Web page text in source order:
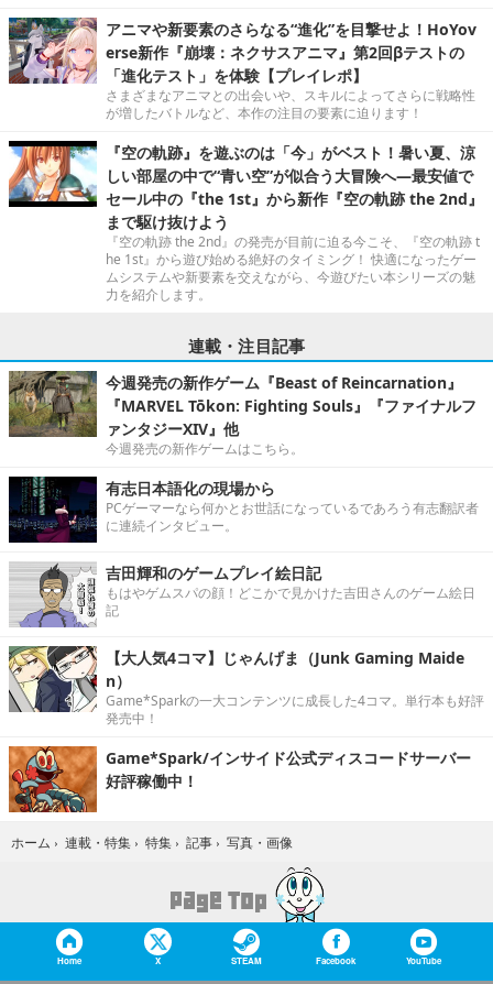
アニマや新要素のさらなる“進化”を目撃せよ！HoYov
erse新作『崩壊：ネクサスアニマ』第2回βテストの
「進化テスト」を体験【プレイレポ】
さまざまなアニマとの出会いや、スキルによってさらに戦略性
が増したバトルなど、本作の注目の要素に迫ります！
『空の軌跡』を遊ぶのは「今」がベスト！暑い夏、涼
しい部屋の中で“青い空”が似合う大冒険へ―最安値で
セール中の『the 1st』から新作『空の軌跡 the 2nd』
まで駆け抜けよう
『空の軌跡 the 2nd』の発売が目前に迫る今こそ、『空の軌跡 t
he 1st』から遊び始める絶好のタイミング！ 快適になったゲー
ムシステムや新要素を交えながら、今遊びたい本シリーズの魅
力を紹介します。
連載・注目記事
今週発売の新作ゲーム『Beast of Reincarnation』
『MARVEL Tōkon: Fighting Souls』『ファイナルフ
ァンタジーXIV』他
今週発売の新作ゲームはこちら。
有志日本語化の現場から
PCゲーマーなら何かとお世話になっているであろう有志翻訳者
に連続インタビュー。
吉田輝和のゲームプレイ絵日記
もはやゲムスパの顔！どこかで見かけた吉田さんのゲーム絵日
記
【大人気4コマ】じゃんげま（Junk Gaming Maide
n）
Game*Sparkの一大コンテンツに成長した4コマ。単行本も好評
発売中！
Game*Spark/インサイド公式ディスコードサーバー
好評稼働中！
ホーム › 連載・特集 › 特集 › 記事 › 写真・画像
Home X STEAM Facebook YouTube